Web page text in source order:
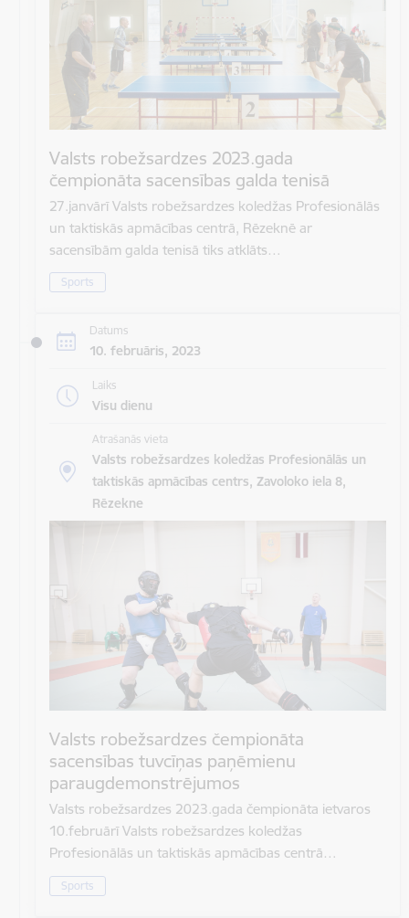
Valsts robežsardzes 2023.gada
čempionāta sacensības galda tenisā
27.janvārī Valsts robežsardzes koledžas Profesionālās
un taktiskās apmācības centrā, Rēzeknē ar
sacensībām galda tenisā tiks atklāts…
Sports
Datums
10. februāris, 2023
Laiks
Visu dienu
Atrašanās vieta
Valsts robežsardzes koledžas Profesionālās un
taktiskās apmācības centrs, Zavoloko iela 8,
Rēzekne
Valsts robežsardzes čempionāta
sacensības tuvcīņas paņēmienu
paraugdemonstrējumos
Valsts robežsardzes 2023.gada čempionāta ietvaros
10.februārī Valsts robežsardzes koledžas
Profesionālās un taktiskās apmācības centrā…
Sports